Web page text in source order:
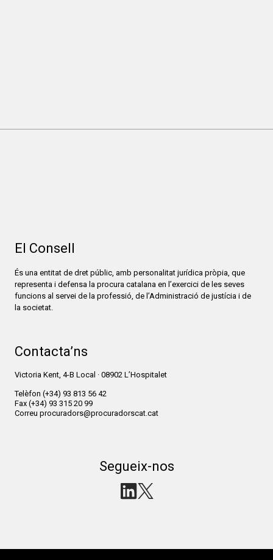
El Consell
És una entitat de dret públic, amb personalitat jurídica pròpia, que
representa i defensa la procura catalana en l’exercici de les seves
funcions al servei de la professió, de l’Administració de justícia i de
la societat.
Contacta’ns
Victoria Kent, 4-B Local · 08902 L’Hospitalet
Telèfon (+34) 93 813 56 42
Fax (+34) 93 315 20 99
Correu procuradors@procuradorscat.cat
Segueix-nos